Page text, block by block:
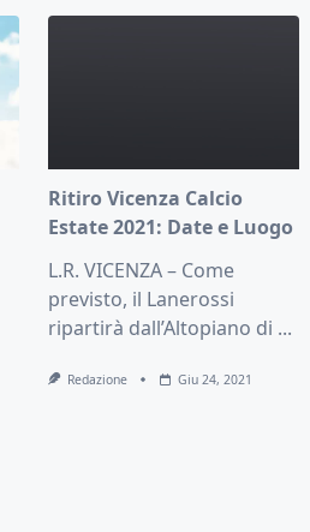
Ritiro Vicenza Calcio
Estate 2021: Date e Luogo
L.R. VICENZA – Come
previsto, il Lanerossi
ripartirà dall’Altopiano di ...
Redazione Giu 24, 2021